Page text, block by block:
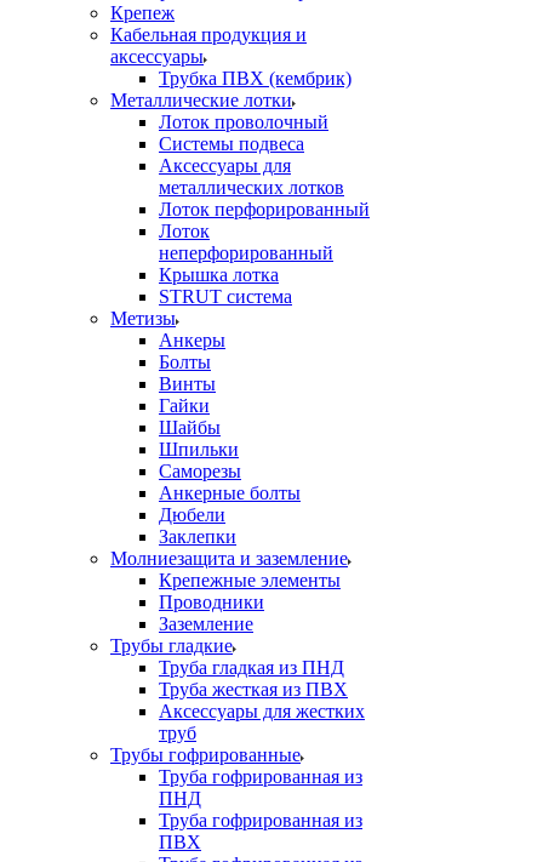
Крепеж
Кабельная продукция и
аксессуары
Трубка ПВХ (кембрик)
Металлические лотки
Лоток проволочный
Системы подвеса
Аксессуары для
металлических лотков
Лоток перфорированный
Лоток
неперфорированный
Крышка лотка
STRUT система
Метизы
Анкеры
Болты
Винты
Гайки
Шайбы
Шпильки
Саморезы
Анкерные болты
Дюбели
Заклепки
Молниезащита и заземление
Крепежные элементы
Проводники
Заземление
Трубы гладкие
Труба гладкая из ПНД
Труба жесткая из ПВХ
Аксессуары для жестких
труб
Трубы гофрированные
Труба гофрированная из
ПНД
Труба гофрированная из
ПВХ